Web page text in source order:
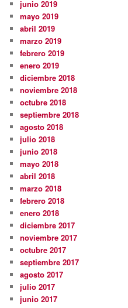
junio 2019
mayo 2019
abril 2019
marzo 2019
febrero 2019
enero 2019
diciembre 2018
noviembre 2018
octubre 2018
septiembre 2018
agosto 2018
julio 2018
junio 2018
mayo 2018
abril 2018
marzo 2018
febrero 2018
enero 2018
diciembre 2017
noviembre 2017
octubre 2017
septiembre 2017
agosto 2017
julio 2017
junio 2017